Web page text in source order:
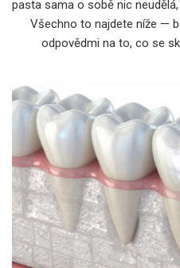
pasta sama o sobě nic
Všechno to najdete níže —
odpovědmi na to, co se